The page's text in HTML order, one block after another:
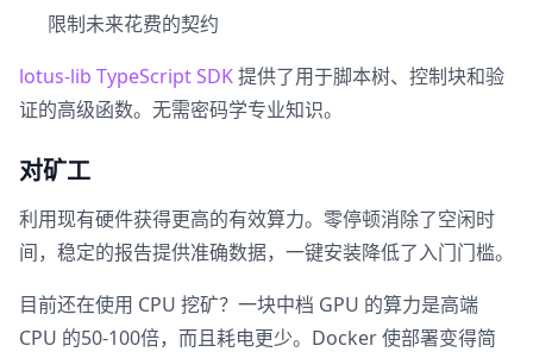
限制未来花费的契约
lotus-lib TypeScript SDK提供了用于脚本树、控制块和验
证的高级函数。无需密码学专业知识。
对矿工
利用现有硬件获得更高的有效算力。零停顿消除了空闲时
间，稳定的报告提供准确数据，一键安装降低了入门门槛。
目前还在使用 CPU 挖矿？一块中档 GPU 的算力是高端
CPU 的50-100倍，而且耗电更少。Docker 使部署变得简